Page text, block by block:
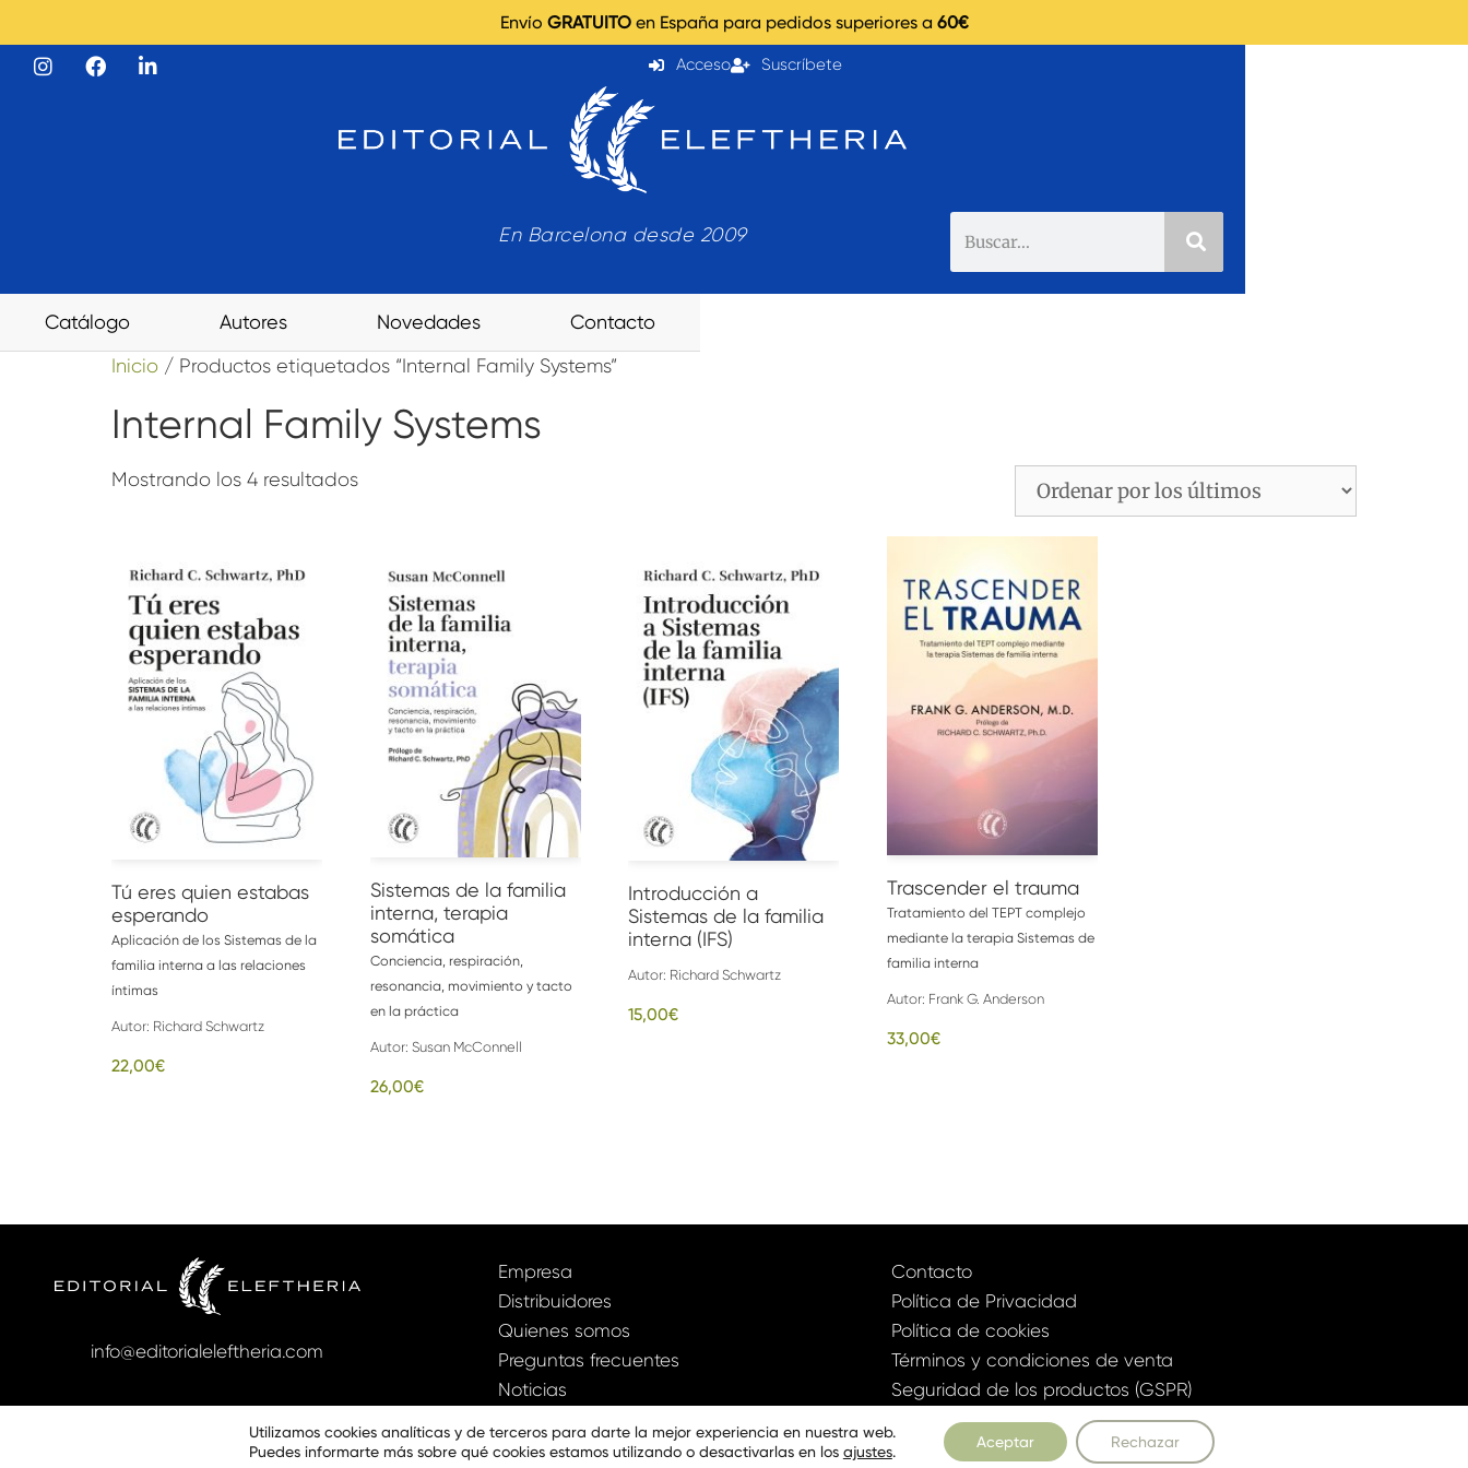
Envío GRATUITOen España para pedidos superiores a 60€
Acceso Suscríbete
En Barcelona desde 2009
Catálogo Autores Novedades Contacto
Inicio / Productos etiquetados “Internal Family Systems”
Internal Family Systems
Mostrando los 4 resultados
Tú eres quien estabas
esperando
Aplicación de los Sistemas de la
familia interna a las relaciones
íntimas
Autor: Richard Schwartz
22,00€
Sistemas de la familia
interna, terapia
somática
Conciencia, respiración,
resonancia, movimiento y tacto
en la práctica
Autor: Susan McConnell
26,00€
Introducción a
Sistemas de la familia
interna (IFS)
Autor: Richard Schwartz
15,00€
Trascender el trauma
Tratamiento del TEPT complejo
mediante la terapia Sistemas de
familia interna
Autor: Frank G. Anderson
33,00€
AÑADIR AL CARRITO
info@editorialeleftheria.com
Empresa
Distribuidores
Quienes somos
Preguntas frecuentes
Noticias
Contacto
Política de Privacidad
Política de cookies
Términos y condiciones de venta
Seguridad de los productos (GSPR)
Página web diseñada por:Allegoria Studio
Utilizamos cookies analíticas y de terceros para darte la mejor experiencia en nuestra web.
Puedes informarte más sobre qué cookies estamos utilizando o desactivarlas en los ajustes.
Aceptar Rechazar